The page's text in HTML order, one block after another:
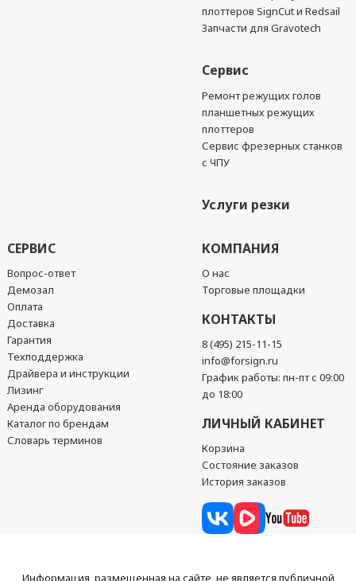
плоттеров SignCut и Redsail
Запчасти для Gravotech
Сервис
Ремонт режущих голов
планшетных режущих
плоттеров
Сервис фрезерных станков
с ЧПУ
Услуги резки
СЕРВИС
Вопрос-ответ
Демозал
Оплата
Доставка
Гарантия
Техподдержка
Драйвера и инструкции
Лизинг
Аренда оборудования
Каталог по брендам
Словарь терминов
КОМПАНИЯ
О нас
Торговые площадки
КОНТАКТЫ
8 (495) 215-11-15
info@forsign.ru
График работы: пн-пт с 09:00
до 18:00
ЛИЧНЫЙ КАБИНЕТ
Корзина
Состояние заказов
История заказов
Информация, размещенная на сайте, не является публичной